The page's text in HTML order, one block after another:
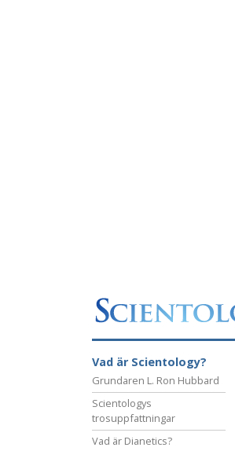
Vad är Scientology?
Grundaren L. Ron Hubbard
Scientologys
trosuppfattningar
Vad är Dianetics?